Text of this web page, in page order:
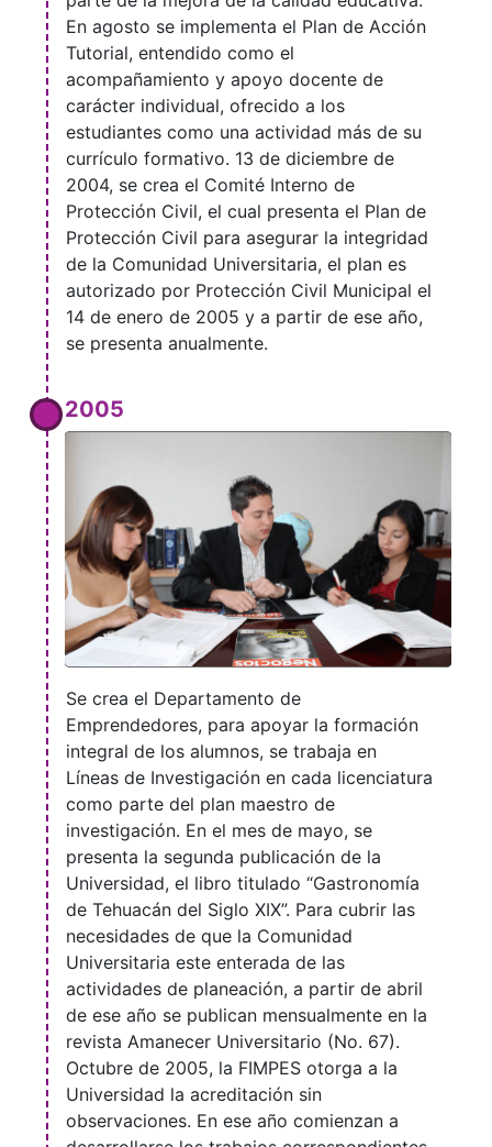
En agosto se implementa el Plan de Acción
Tutorial, entendido como el
acompañamiento y apoyo docente de
carácter individual, ofrecido a los
estudiantes como una actividad más de su
currículo formativo. 13 de diciembre de
2004, se crea el Comité Interno de
Protección Civil, el cual presenta el Plan de
Protección Civil para asegurar la integridad
de la Comunidad Universitaria, el plan es
autorizado por Protección Civil Municipal el
14 de enero de 2005 y a partir de ese año,
se presenta anualmente.
2005
Se crea el Departamento de
Emprendedores, para apoyar la formación
integral de los alumnos, se trabaja en
Líneas de Investigación en cada licenciatura
como parte del plan maestro de
investigación. En el mes de mayo, se
presenta la segunda publicación de la
Universidad, el libro titulado “Gastronomía
de Tehuacán del Siglo XIX”. Para cubrir las
necesidades de que la Comunidad
Universitaria este enterada de las
actividades de planeación, a partir de abril
de ese año se publican mensualmente en la
revista Amanecer Universitario (No. 67).
Octubre de 2005, la FIMPES otorga a la
Universidad la acreditación sin
observaciones. En ese año comienzan a